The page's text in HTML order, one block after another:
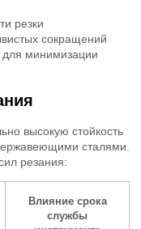
резки
сокращений
для минимизации
высокую стойкость
сталями.
резания:
Влияние срока
службы